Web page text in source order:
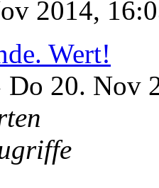
2014,
Wert!
Do 20. Nov